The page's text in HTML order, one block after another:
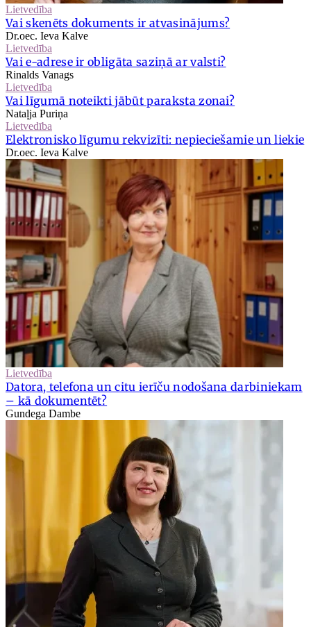
Lietvedība
Vai skenēts dokuments ir atvasinājums?
Dr.oec. Ieva Kalve
Lietvedība
Vai e-adrese ir obligāta saziņā ar valsti?
Rinalds Vanags
Lietvedība
Vai līgumā noteikti jābūt paraksta zonai?
Nataļja Puriņa
Lietvedība
Elektronisko līgumu rekvizīti: nepieciešamie un liekie
Dr.oec. Ieva Kalve
Lietvedība
Datora, telefona un citu ierīču nodošana darbiniekam
– kā dokumentēt?
Gundega Dambe